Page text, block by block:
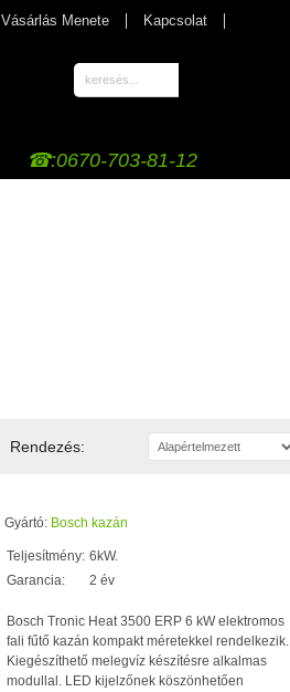
Vásárlás Menete Kapcsolat
☎:0670-703-81-12
Rendezés:
Gyártó: Bosch kazán
Teljesítmény: 6kW.
Garancia:
2 év
Bosch Tronic Heat 3500 ERP 6 kW elektromos
fali fűtő kazán kompakt méretekkel rendelkezik.
Kiegészíthető melegvíz készítésre alkalmas
modullal. LED kijelzőnek köszönhetően